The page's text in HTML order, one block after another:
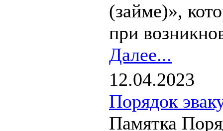
(займе)»,
при
Далее...
12.04.2023
Порядок
Памятка